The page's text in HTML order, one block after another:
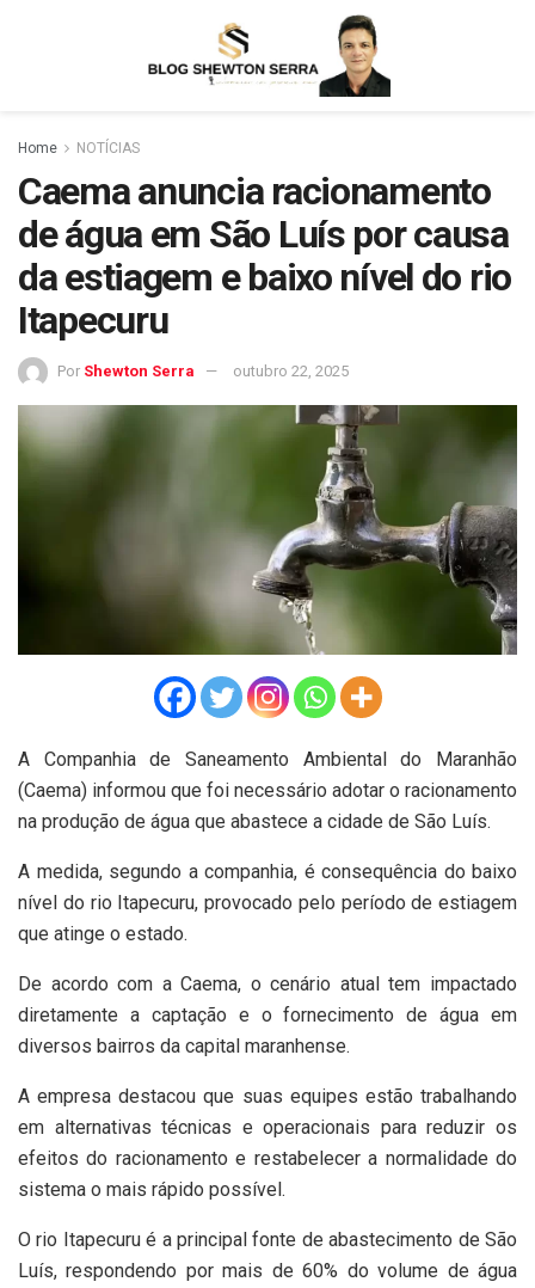
Home NOTÍCIAS
Caema anuncia racionamento
de água em São Luís por causa
da estiagem e baixo nível do rio
Itapecuru
Por Shewton Serra outubro 22, 2025
A Companhia de Saneamento Ambiental do Maranhão
(Caema) informou que foi necessário adotar o racionamento
na produção de água que abastece a cidade de São Luís.
A medida, segundo a companhia, é consequência do baixo
nível do rio Itapecuru, provocado pelo período de estiagem
que atinge o estado.
De acordo com a Caema, o cenário atual tem impactado
diretamente a captação e o fornecimento de água em
diversos bairros da capital maranhense.
A empresa destacou que suas equipes estão trabalhando
em alternativas técnicas e operacionais para reduzir os
efeitos do racionamento e restabelecer a normalidade do
sistema o mais rápido possível.
O rio Itapecuru é a principal fonte de abastecimento de São
Luís, respondendo por mais de 60% do volume de água